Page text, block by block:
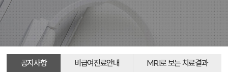
공지사항 비급여진료안내
MRI로 보는 치료결과